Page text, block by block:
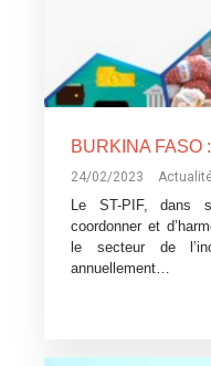
24/02/2023
Le ST-PIF, dans
coordonner et
le secteur de
annuellement…